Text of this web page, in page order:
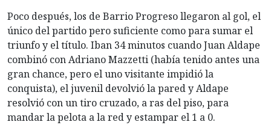
Poco después, los de Barrio Progreso llegaron al gol, el
único del partido pero suficiente como para sumar el
triunfo y el título. Iban 34 minutos cuando Juan Aldape
combinó con Adriano Mazzetti (había tenido antes una
gran chance, pero el uno visitante impidió la
conquista), el juvenil devolvió la pared y Aldape
resolvió con un tiro cruzado, a ras del piso, para
mandar la pelota a la red y estampar el 1 a 0.